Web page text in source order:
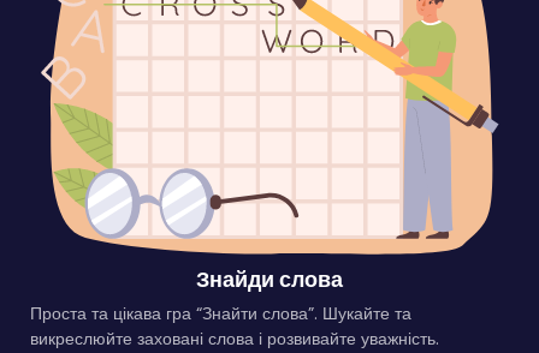
Знайди слова
Проста та цікава гра “Знайти слова”. Шукайте та
викреслюйте заховані слова і розвивайте уважність.